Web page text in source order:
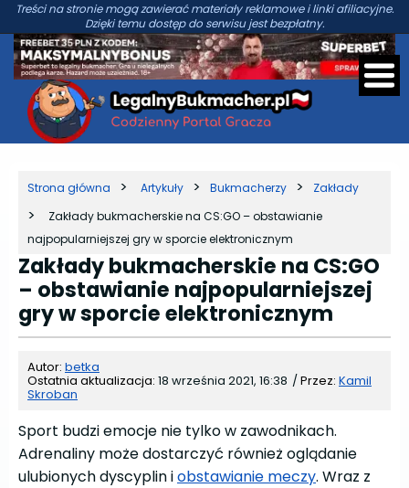
Treści na stronie mogą zawierać materiały reklamowe i linki afiliacyjne.
Dzięki temu dostęp do serwisu jest bezpłatny.
Strona główna Artykuły Bukmacherzy
Zakłady
Zakłady bukmacherskie na CS:GO – obstawianie
najpopularniejszej gry w sporcie elektronicznym
Zakłady bukmacherskie na CS:GO
– obstawianie najpopularniejszej
gry w sporcie elektronicznym
Autor: betka
Ostatnia aktualizacja: 18 września 2021, 16:38 /Przez: Kamil
Skroban
Sport budzi emocje nie tylko w zawodnikach.
Adrenaliny może dostarczyć również oglądanie
ulubionych dyscyplin iobstawianie meczy. Wraz z